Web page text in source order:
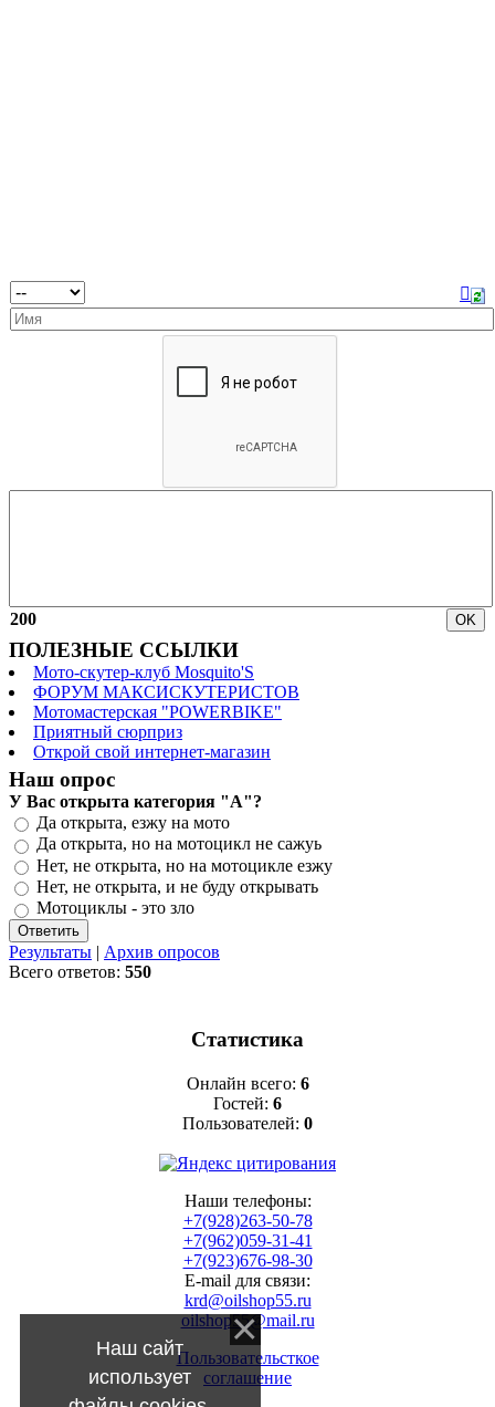
200
ПОЛЕЗНЫЕ ССЫЛКИ
Мото-скутер-клуб Mosquito'S
ФОРУМ МАКСИСКУТЕРИСТОВ
Мотомастерская "POWERBIKE"
Приятный сюрприз
Открой свой интернет-магазин
Наш опрос
У Вас открыта категория "А"?
Да открыта, езжу на мото
Да открыта, но на мотоцикл не сажуь
Нет, не открыта, но на мотоцикле езжу
Нет, не открыта, и не буду открывать
Мотоциклы - это зло
Результаты | Архив опросов
Всего ответов: 550
Статистика
Онлайн всего: 6
Гостей: 6
Пользователей: 0
Наши телефоны:
+7(928)263-50-78
+7(962)059-31-41
+7(923)676-98-30
E-mail для связи:
krd@oilshop55.ru
oilshop55@mail.ru
Пользовательсткое
соглашение
Наш сайт
использует